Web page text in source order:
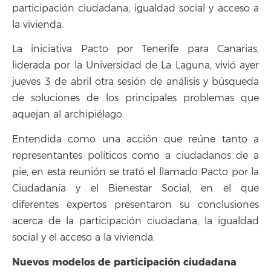
participación ciudadana, igualdad social y acceso a
la vivienda.
La iniciativa Pacto por Tenerife para Canarias,
liderada por la Universidad de La Laguna, vivió ayer
jueves 3 de abril otra sesión de análisis y búsqueda
de soluciones de los principales problemas que
aquejan al archipiélago.
Entendida como una acción que reúne tanto a
representantes políticos como a ciudadanos de a
pie, en esta reunión se trató el llamado Pacto por la
Ciudadanía y el Bienestar Social, en el que
diferentes expertos presentaron su conclusiones
acerca de la participación ciudadana, la igualdad
social y el acceso a la vivienda.
Nuevos modelos de participación ciudadana